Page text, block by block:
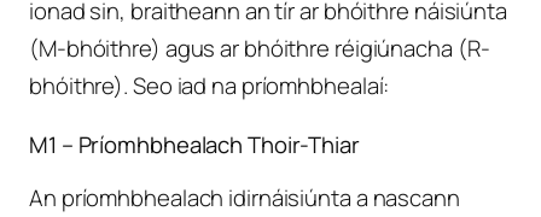
ionad sin, braitheann an tír ar bhóithre náisiúnta
(M-bhóithre) agus ar bhóithre réigiúnacha (R-
bhóithre). Seo iad na príomhbhealaí:
M1 – Príomhbhealach Thoir-Thiar
An príomhbhealach idirnáisiúnta a nascann